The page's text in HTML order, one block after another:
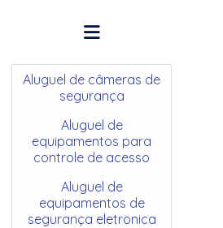
Aluguel de câmeras de
segurança
Aluguel de
equipamentos para
controle de acesso
Aluguel de
equipamentos de
segurança eletronica